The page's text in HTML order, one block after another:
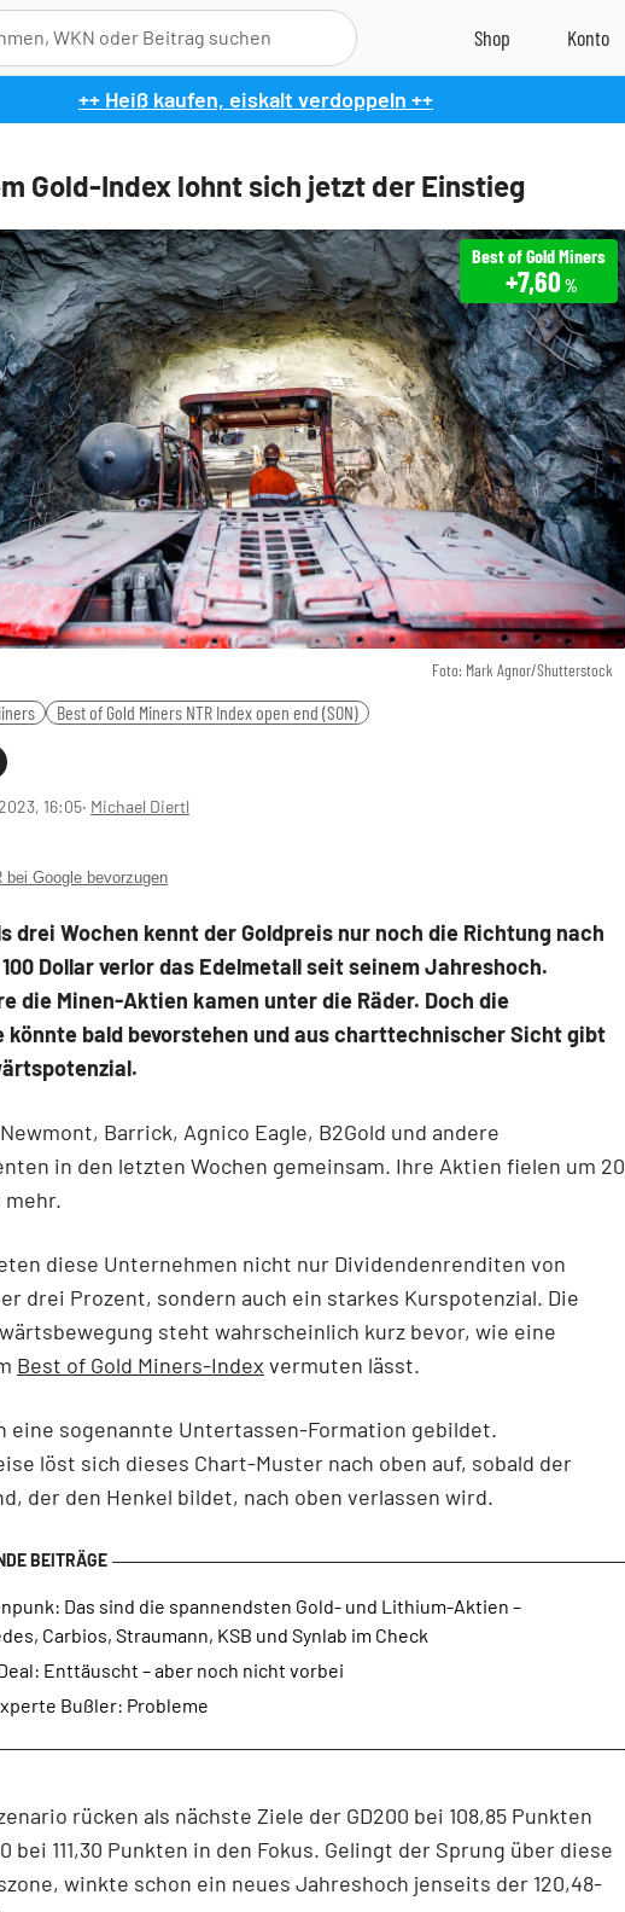
++ Heiß kaufen, eiskalt verdoppeln ++
Gold-Index lohnt sich jetzt der Einstieg
Foto: Mark Agnor/Shutterstock
Best of Gold Miners
+7,60 %
Best of Gold Miners NTR Index open end (SON)
16:05‧ Michael Diertl
bei Google bevorzugen
drei Wochen kennt der Goldpreis nur noch die Richtung nach
Dollar verlor das Edelmetall seit seinem Jahreshoch.
die Minen-Aktien kamen unter die Räder. Doch die
könnte bald bevorstehen und aus charttechnischer Sicht gibt
Barrick, Agnico Eagle, B2Gold und andere
in den letzten Wochen gemeinsam. Ihre Aktien fielen um 20
mehr.
diese Unternehmen nicht nur Dividendenrenditen von
drei Prozent, sondern auch ein starkes Kurspotenzial. Die
steht wahrscheinlich kurz bevor, wie eine
Best of Gold Miners-Index vermuten lässt.
eine sogenannte Untertassen-Formation gebildet.
löst sich dieses Chart-Muster nach oben auf, sobald der
der den Henkel bildet, nach oben verlassen wird.
Das sind die spannendsten Gold- und Lithium-Aktien –
Carbios, Straumann, KSB und Synlab im Check
Enttäuscht – aber noch nicht vorbei
Bußler: Probleme
rücken als nächste Ziele der GD200 bei 108,85 Punkten
bei 111,30 Punkten in den Fokus. Gelingt der Sprung über diese
winkte schon ein neues Jahreshoch jenseits der 120,48-